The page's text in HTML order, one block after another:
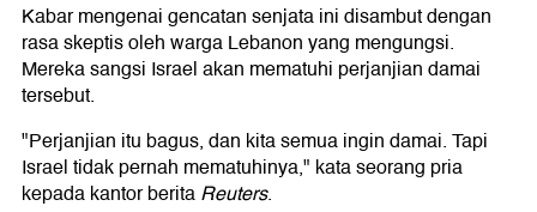
Kabar mengenai gencatan senjata ini disambut dengan
rasa skeptis oleh warga Lebanon yang mengungsi.
Mereka sangsi Israel akan mematuhi perjanjian damai
tersebut.
"Perjanjian itu bagus, dan kita semua ingin damai. Tapi
Israel tidak pernah mematuhinya," kata seorang pria
kepada kantor beritaReuters.